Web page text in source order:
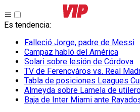
Es tendencia:
Falleció Jorge, padre de Messi
Campaz habló del América
Solari sobre lesión de Córdova
TV de Ferencváros vs. Real
Tabla de posiciones Leagues
Almeyda sobre Lamela de
Baja de Inter Miami ante